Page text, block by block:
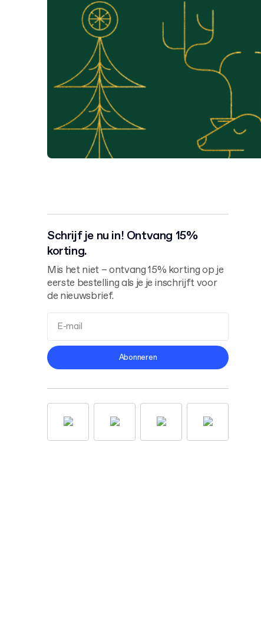
Schrijf je nu in! Ontvang 15%
korting.
Mis het niet – ontvang 15% korting op je
eerste bestelling als je je inschrijft voor
de nieuwsbrief.
Algemene Voorwaarden
PrivacybeleidAbonneren